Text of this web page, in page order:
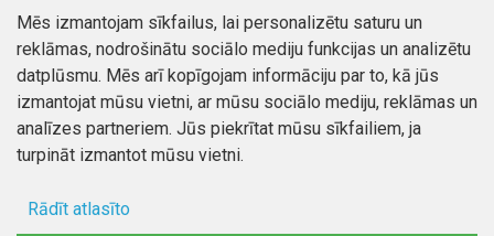
Preču atgriešana
Mans profils
Mans profils
Pasūtījumi
Atteikuma tiesības
Privātuma politika
Kontakti
Autortiesības © 2026, www.autobode.lv, Visas tiesības
Mēs izmantojam sīkfailus, lai personalizētu saturu un
reklāmas, nodrošinātu sociālo mediju funkcijas un analizētu
datplūsmu. Mēs arī kopīgojam informāciju par to, kā jūs
izmantojat mūsu vietni, ar mūsu sociālo mediju, reklāmas un
analīzes partneriem. Jūs piekrītat mūsu sīkfailiem, ja
turpināt izmantot mūsu vietni.
Rādīt atlasīto